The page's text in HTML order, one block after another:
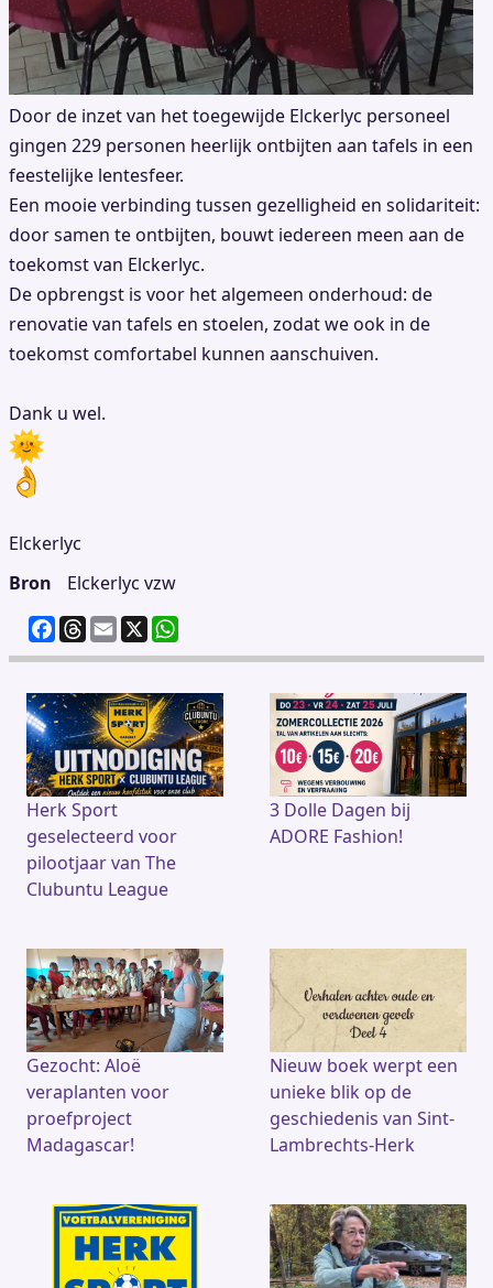
Door de inzet van het toegewijde Elckerlyc personeel
gingen 229 personen heerlijk ontbijten aan tafels in een
feestelijke lentesfeer.
Een mooie verbinding tussen gezelligheid en solidariteit:
door samen te ontbijten, bouwt iedereen meen aan de
toekomst van Elckerlyc.
De opbrengst is voor het algemeen onderhoud: de
renovatie van tafels en stoelen, zodat we ook in de
toekomst comfortabel kunnen aanschuiven.
Dank u wel.
Elckerlyc
Bron
Elckerlyc vzw
F
a
c
e
b
o
o
k
T
h
re
a
d
s
E
m
ai
l
X
h
at
s
A
p
p
Herk Sport
geselecteerd voor
pilootjaar van The
Clubuntu League
3 Dolle Dagen bij
ADORE Fashion!
Gezocht: Aloë
veraplanten voor
proefproject
Madagascar!
Nieuw boek werpt een
unieke blik op de
geschiedenis van Sint-
Lambrechts-Herk